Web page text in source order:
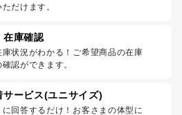
だけます。
在庫確認
状況がわかる！ご希望商品の在庫
認ができます。
サービス(ユニサイズ)
回答するだけ！お客さまの体型に